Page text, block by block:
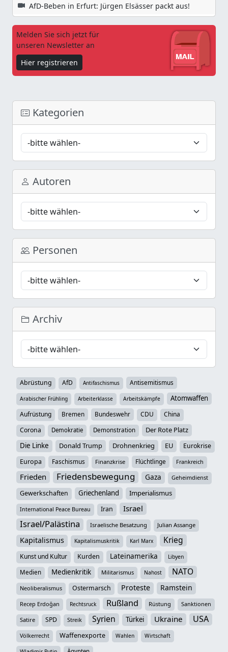
AfD-Beben in Erfurt: Jürgen Elsässer packt aus!
Melden Sie sich jetzt für
unseren Newsletter an
Hier registrieren
Kategorien
Autoren
Personen
Archiv
Abrüstung AfD Antifaschismus Antisemitismus
Arabischer Frühling Arbeiterklasse Arbeitskämpfe Atomwaffen
Aufrüstung Bremen Bundeswehr CDU
China
Corona
Demokratie Demonstration
Der Rote Platz
Die Linke
Donald Trump Drohnenkrieg EU
Eurokrise
Europa
Faschismus Finanzkrise Flüchtlinge Frankreich
Frieden Friedensbewegung Gaza Geheimdienst
Gewerkschaften Griechenland Imperialismus
International Peace Bureau Iran Israel
Israel/Palästina Israelische Besatzung Julian Assange
Kapitalismus Kapitalismuskritik Karl Marx Krieg
Kunst und Kultur Kurden Lateinamerika Libyen
Medien Medienkritik Militarismus Nahost NATO
Neoliberalismus Ostermarsch Proteste Ramstein
Recep Erdoğan Rechtsruck Rußland Rüstung Sanktionen
Satire SPD Streik Syrien Türkei Ukraine USA
Völkerrecht Waffenexporte Wahlen Wirtschaft